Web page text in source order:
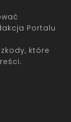
Portalu
które